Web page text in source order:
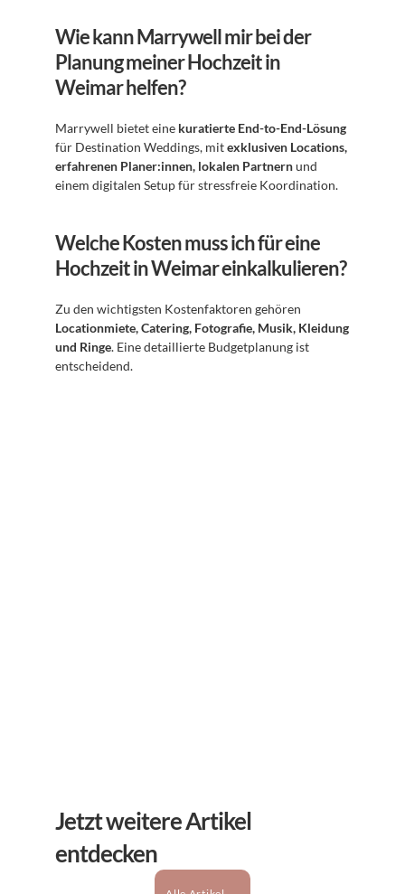
Wie kann Marrywell mir bei der
Planung meiner Hochzeit in
Weimar helfen?
Marrywell bietet eine kuratierte End-to-End-Lösung
für Destination Weddings, mit exklusiven Locations,
erfahrenen Planer:innen, lokalen Partnern und
einem digitalen Setup für stressfreie Koordination.
Welche Kosten muss ich für eine
Hochzeit in Weimar einkalkulieren?
Locationmiete, Catering, Fotografie, Musik, Kleidung
und Ringe. Eine detaillierte Budgetplanung ist
entscheidend.
Jetzt weitere Artikel
entdecken